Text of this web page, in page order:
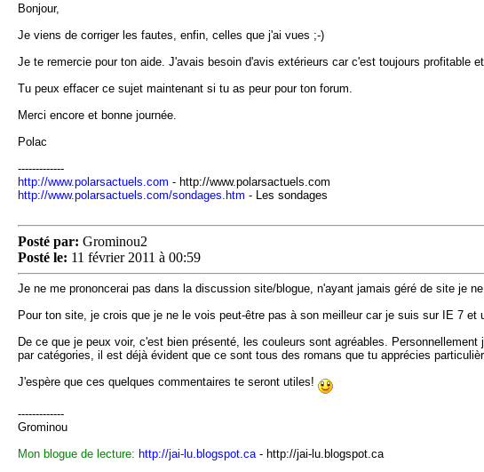
Bonjour,
Je viens de corriger les fautes, enfin, celles que j'ai vues ;-)
Je te remercie pour ton aide. J'avais besoin d'avis extérieurs car c'est toujours profitable
Tu peux effacer ce sujet maintenant si tu as peur pour ton forum.
Merci encore et bonne journée.
Polac
-------------
http://www.polarsactuels.com - http://www.polarsactuels.com
http://www.polarsactuels.com/sondages.htm - Les sondages
Posté par: Grominou2
Posté le: 11 février 2011 à 00:59
Je ne me prononcerai pas dans la discussion site/blogue, n'ayant jamais géré de site je
Pour ton site, je crois que je ne le vois peut-être pas à son meilleur car je suis sur IE 7
De ce que je peux voir, c'est bien présenté, les couleurs sont agréables.
par catégories, il est déjà évident que ce sont tous des romans que tu apprécies
J'espère que ces quelques commentaires te seront utiles!
-------------
Grominou
Mon blogue de lecture: http://jai-lu.blogspot.ca- http://jai-lu.blogspot.ca